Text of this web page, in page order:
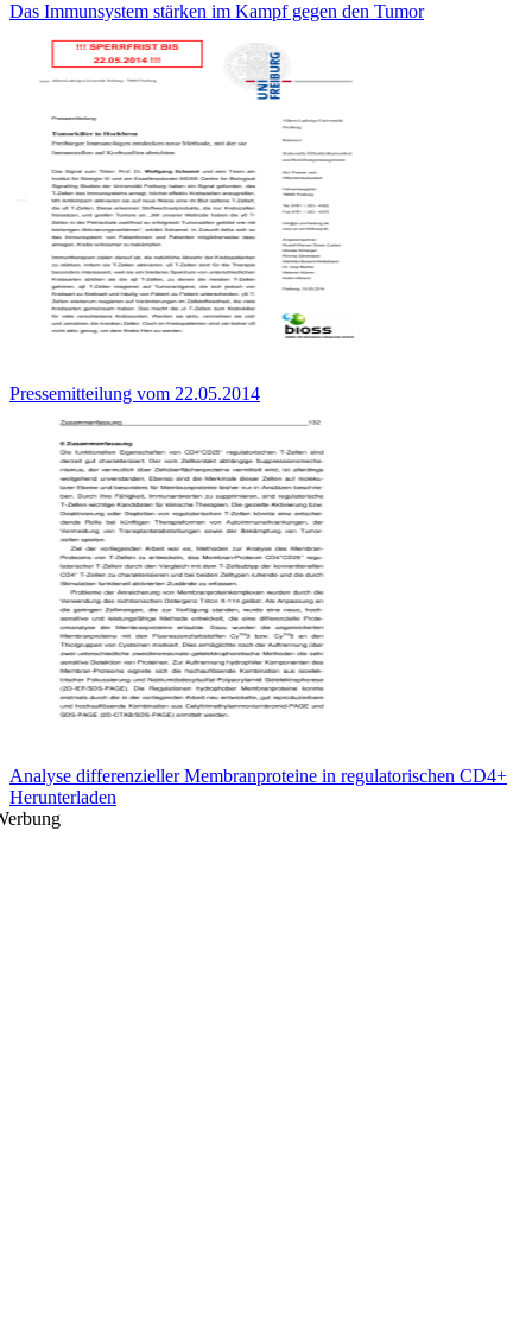
Das Immunsystem stärken im Kampf gegen den Tumor
Pressemitteilung vom 22.05.2014
Analyse differenzieller Membranproteine in regulatorischen CD4+
Herunterladen